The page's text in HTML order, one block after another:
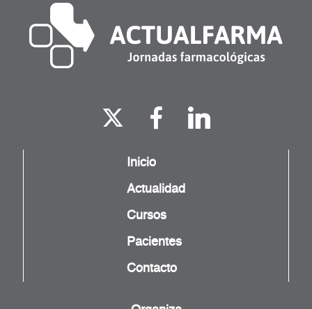
Inicio
Actualidad
Cursos
Pacientes
Contacto